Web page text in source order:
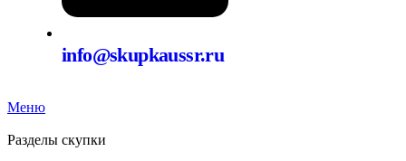
info@skupkaussr.ru
Меню
Разделы скупки